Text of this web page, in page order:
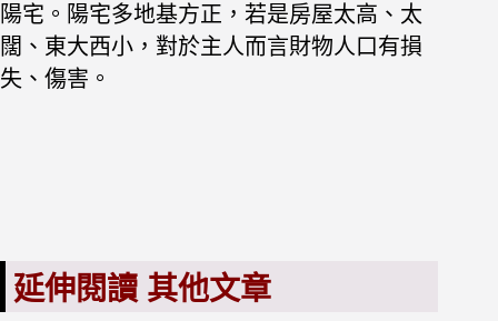
陽宅。陽宅多地基方正，若是房屋太高、太
闊、東大西小，對於主人而言財物人口有損
失、傷害。
延伸閱讀 其他文章